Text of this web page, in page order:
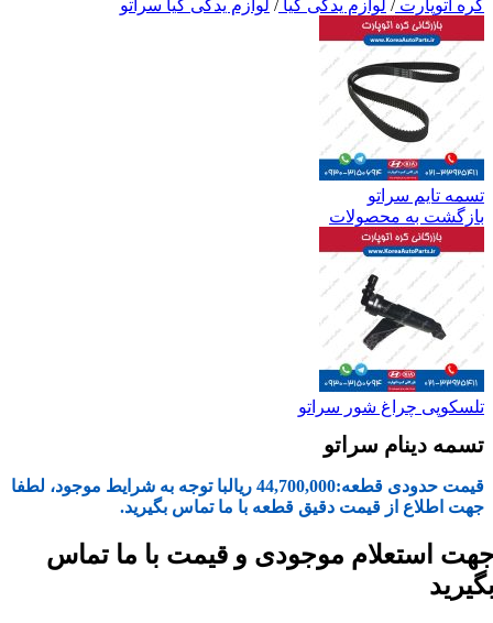
کره اتوپارت/ لوازم یدکی کیا/ لوازم یدکی کیا سراتو
تسمه تایم سراتو
بازگشت به محصولات
تلسکوپی چراغ شور سراتو
تسمه دینام سراتو
قیمت حدودی قطعه:44,700,000 ریالبا توجه به شرایط موجود، لطفا
جهت اطلاع از قیمت دقیق قطعه با ما تماس بگیرید.
استعلام موجودی و قیمت با ما تماس